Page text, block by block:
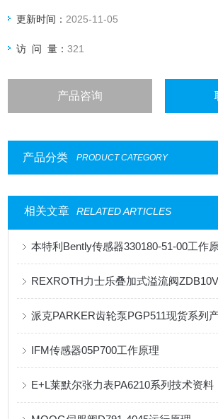
渠道广: 除了现货，我们跟欧洲许多有直接
们可以采购到由于保护而不能报价的品。
更新时间： 2025-11-05
访 问 量：321
产品咨询
产品分类 PRODUCT CATEGORY
相关文章 RELATED ARTICLES
本特利Bently传感器330180-51-00工作
派克PARKER齿轮泵PGP511现货系列
IFM传感器05P700工作原理
E+L莱默尔张力表PA6210系列技术资料